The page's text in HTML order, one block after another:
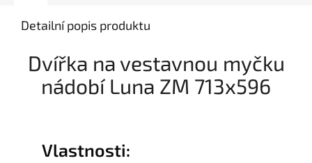
Detailní popis produktu
Dvířka na vestavnou myčku
nádobí Luna ZM 713x596
Vlastnosti: